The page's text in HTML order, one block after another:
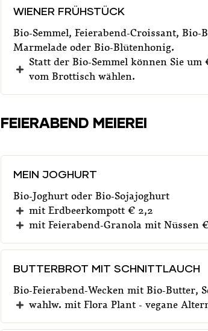
WIENER FRÜHSTÜCK
Bio-Semmel, Feierabend-Croissant, Bio-
Marmelade oder Bio-Blütenhonig.
Statt der Bio-Semmel können Sie
vom Brottisch wählen.
FEIERABEND MEIEREI
MEIN JOGHURT
Bio-Joghurt oder Bio-Sojajoghurt
mit Erdbeerkompott € 2,2
mit Feierabend-Granola mit Nüssen
BUTTERBROT MIT SCHNITTLAUCH
Bio-Feierabend-Wecken mit Bio-Butter,
wahlw. mit Flora Plant - vegane